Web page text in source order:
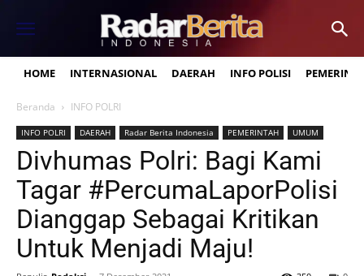
HOME INTERNASIONAL DAERAH INFO POLISI
Beranda INFO POLRI
INFO POLRI DAERAH Radar Berita Indonesia PEMERINTAH UMUM
Divhumas Polri: Bagi Kami
Tagar #PercumaLaporPolisi
Dianggap Sebagai Kritikan
Untuk Menjadi Maju!